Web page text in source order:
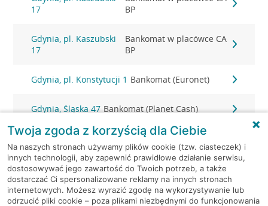
17
BP
Gdynia, pl. Kaszubski
17
Bankomat w placówce CA
BP
Gdynia, pl. Konstytucji 1 Bankomat (Euronet)
Gdynia, Śląska 47 Bankomat (Planet Cash)
Gdynia, Śląska 47 Bankomat (Planet Cash)
Gdynia, Strażacka 2 Bankomat (Planet Cash)
Gdynia, Świętojańska 36 Bankomat (Planet Cash)
Twoja zgoda z korzyścią dla Ciebie
Na naszych stronach używamy plików cookie (tzw. ciasteczek) i
innych technologii, aby zapewnić prawidłowe działanie serwisu,
dostosowywać jego zawartość do Twoich potrzeb, a także
dostarczać Ci spersonalizowane reklamy na innych stronach
internetowych. Możesz wyrazić zgodę na wykorzystywanie lub
odrzucić pliki cookie – poza plikami niezbędnymi do funkcjonowania